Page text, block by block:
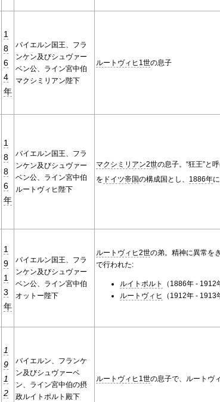
1
8
6
4
年
バイエルン国王、フラ
ンケン及びシュヴァー
ベン公、ライン宮中伯
マクシミリアン陛下
ルートヴィヒ1世の息子
1
8
8
6
年
バイエルン国王、フラ
ンケン及びシュヴァー
ベン公、ライン宮中伯
ルートヴィヒ陛下
マクシミリアン2世の息子。“狂王”と呼
を ドイツ帝国の構成国とし、 1886年
1
9
1
3
年
バイエルン国王、フラ
ンケン及びシュヴァー
ベン公、ライン宮中伯
オットー陛下
ルートヴィヒ2世の弟。精神に異常を
で行われた:
ルイトポルト
（1886年 - 1912
ルートヴィヒ
（1912年 - 1913
1
9
1
2
バイエルン、フランケ
ン及びシュヴァーベ
ン、ライン宮中伯の摂
政ルイトポルト殿下
ルートヴィヒ1世の息子で、ルートヴ